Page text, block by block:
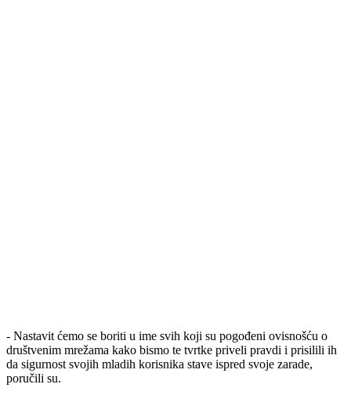
- Nastavit ćemo se boriti u ime svih koji su pogođeni ovisnošću o
društvenim mrežama kako bismo te tvrtke priveli pravdi i prisilili ih
da sigurnost svojih mladih korisnika stave ispred svoje zarade,
poručili su.